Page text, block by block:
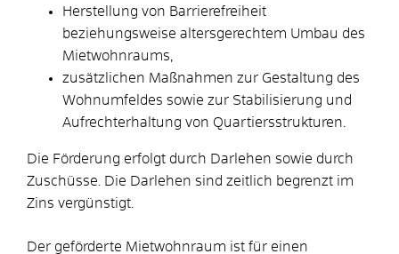
Herstellung von Barrierefreiheit
beziehungsweise altersgerechtem Umbau des
Mietwohnraums,
zusätzlichen Maßnahmen zur Gestaltung des
Wohnumfeldes sowie zur Stabilisierung und
Aufrechterhaltung von Quartiersstrukturen.
Die Förderung erfolgt durch Darlehen sowie durch
Zuschüsse. Die Darlehen sind zeitlich begrenzt im
Zins vergünstigt.
Der geförderte Mietwohnraum ist für einen